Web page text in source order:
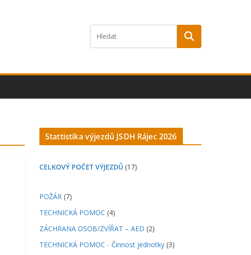
Stattistika výjezdů JSDH Rájec 2026
CELKOVÝ POČET VÝJEZDŮ (17)
POŽÁR (7)
TECHNICKÁ POMOC (4)
ZÁCHRANA OSOB/ZVÍŘAT – AED (2)
TECHNICKÁ POMOC - Činnost jednotky (3)